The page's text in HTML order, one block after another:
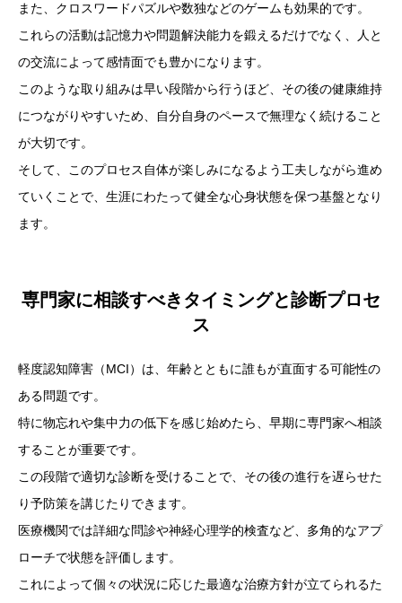
また、クロスワードパズルや数独などのゲームも効果的です。
これらの活動は記憶力や問題解決能力を鍛えるだけでなく、人と
の交流によって感情面でも豊かになります。
このような取り組みは早い段階から行うほど、その後の健康維持
につながりやすいため、自分自身のペースで無理なく続けること
が大切です。
そして、このプロセス自体が楽しみになるよう工夫しながら進め
ていくことで、生涯にわたって健全な心身状態を保つ基盤となり
ます。
専門家に相談すべきタイミングと診断プロセ
ス
軽度認知障害（MCI）は、年齢とともに誰もが直面する可能性の
ある問題です。
特に物忘れや集中力の低下を感じ始めたら、早期に専門家へ相談
することが重要です。
この段階で適切な診断を受けることで、その後の進行を遅らせた
り予防策を講じたりできます。
医療機関では詳細な問診や神経心理学的検査など、多角的なアプ
ローチで状態を評価します。
これによって個々の状況に応じた最適な治療方針が立てられるた